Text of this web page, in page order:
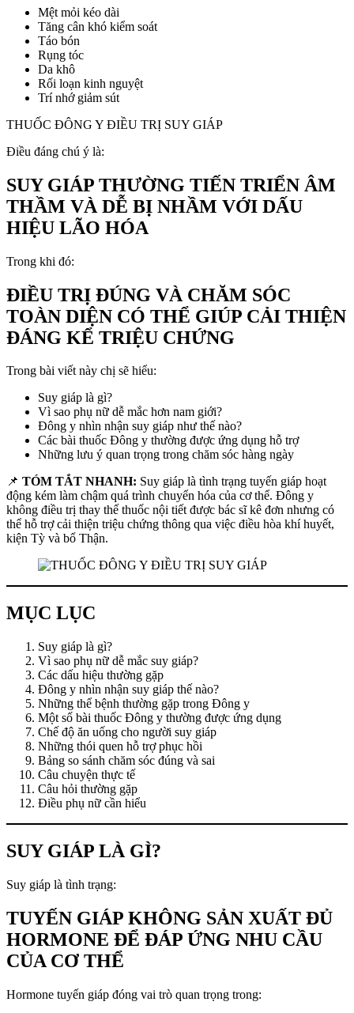
Mệt mỏi kéo dài
Tăng cân khó kiểm soát
Táo bón
Rụng tóc
Da khô
Rối loạn kinh nguyệt
Trí nhớ giảm sút
THUỐC ĐÔNG Y ĐIỀU TRỊ SUY GIÁP
Điều đáng chú ý là:
SUY GIÁP THƯỜNG TIẾN TRIỂN ÂM
THẦM VÀ DỄ BỊ NHẦM VỚI DẤU
HIỆU LÃO HÓA
Trong khi đó:
ĐIỀU TRỊ ĐÚNG VÀ CHĂM SÓC
TOÀN DIỆN CÓ THỂ GIÚP CẢI THIỆN
ĐÁNG KỂ TRIỆU CHỨNG
Trong bài viết này chị sẽ hiểu:
Suy giáp là gì?
Vì sao phụ nữ dễ mắc hơn nam giới?
Đông y nhìn nhận suy giáp như thế nào?
Các bài thuốc Đông y thường được ứng dụng hỗ trợ
Những lưu ý quan trọng trong chăm sóc hàng ngày
📌 TÓM TẮT NHANH: Suy giáp là tình trạng tuyến giáp hoạt
động kém làm chậm quá trình chuyển hóa của cơ thể. Đông y
không điều trị thay thế thuốc nội tiết được bác sĩ kê đơn nhưng có
thể hỗ trợ cải thiện triệu chứng thông qua việc điều hòa khí huyết,
kiện Tỳ và bổ Thận.
MỤC LỤC
Suy giáp là gì?
Vì sao phụ nữ dễ mắc suy giáp?
Các dấu hiệu thường gặp
Đông y nhìn nhận suy giáp thế nào?
Những thể bệnh thường gặp trong Đông y
Một số bài thuốc Đông y thường được ứng dụng
Chế độ ăn uống cho người suy giáp
Những thói quen hỗ trợ phục hồi
Bảng so sánh chăm sóc đúng và sai
Câu chuyện thực tế
Câu hỏi thường gặp
Điều phụ nữ cần hiểu
SUY GIÁP LÀ GÌ?
Suy giáp là tình trạng:
TUYẾN GIÁP KHÔNG SẢN XUẤT ĐỦ
HORMONE ĐỂ ĐÁP ỨNG NHU CẦU
CỦA CƠ THỂ
Hormone tuyến giáp đóng vai trò quan trọng trong: